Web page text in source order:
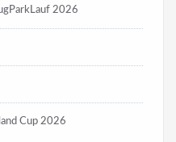
2026
Cup 2026